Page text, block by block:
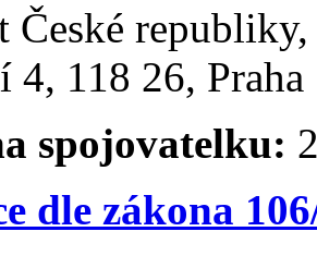
České
4, 118 26,
spojovatelku:
dle zákona